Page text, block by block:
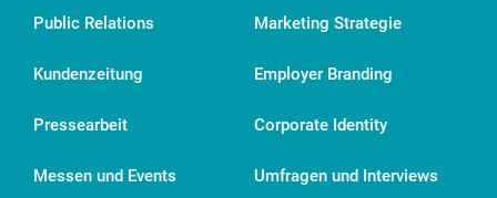
Public Relations
Kundenzeitung
Pressearbeit
Messen und Events
Marketing Strategie
Employer Branding
Corporate Identity
Umfragen und Interviews